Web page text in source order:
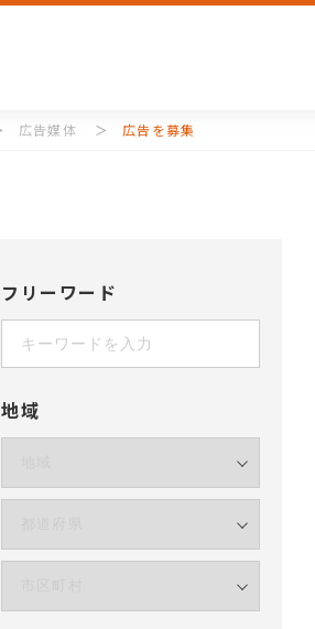
広告媒体 広告を募集
フリーワード
地域